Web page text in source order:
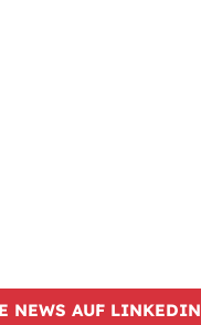
NEWS AUF LINKEDIN